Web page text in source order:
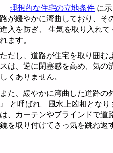
理想的な住宅の立地条件 に
路が緩やかに湾曲しており、そ
進入を防ぎ、 生気を取り入れ
れます。
ただし、道路が住宅を取り囲む
スは、逆に閉塞感を高め、気の
しくありません。
また、緩やかに湾曲した道路の
』 と呼ばれ、風水上凶相とな
は、カーテンやブラインドで道
鏡を取り付けてさっ気を跳ね返